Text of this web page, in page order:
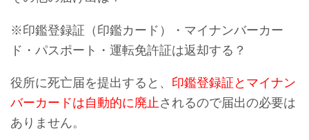
※印鑑登録証（印鑑カード）・マイナンバーカー
ド・パスポート・運転免許証は返却する？
役所に死亡届を提出すると、 印鑑登録証とマイナン
バーカードは自動的に廃止されるので届出の必要は
ありません。